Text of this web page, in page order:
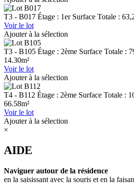
T3 - B017 Étage : 1er Surface Totale :
Voir le lot
Ajouter à la sélection
T3 - B105 Étage : 2ème Surface Totale :
14.30m²
Voir le lot
Ajouter à la sélection
T4 - B112 Étage : 2ème Surface Totale :
66.58m²
Voir le lot
Ajouter à la sélection
×
AIDE
Naviguer autour de la résidence
en la saisissant avec la souris et en la